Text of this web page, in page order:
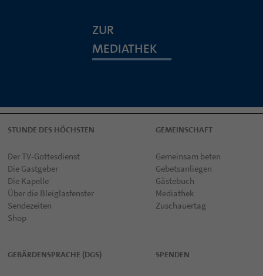
ZUR
MEDIATHEK
STUNDE DES HÖCHSTEN
Der TV-Gottesdienst
Die Gastgeber
Die Kapelle
Über die Bleiglasfenster
Sendezeiten
Shop
GEMEINSCHAFT
Gemeinsam beten
Gebetsanliegen
Gästebuch
Mediathek
Zuschauertag
GEBÄRDENSPRACHE (DGS) SPENDEN